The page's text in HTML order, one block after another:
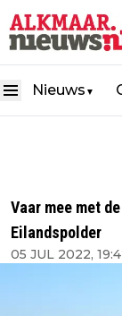
Nieuws ▼
Vaar mee met
Eilandspolder
05 JUL 2022,